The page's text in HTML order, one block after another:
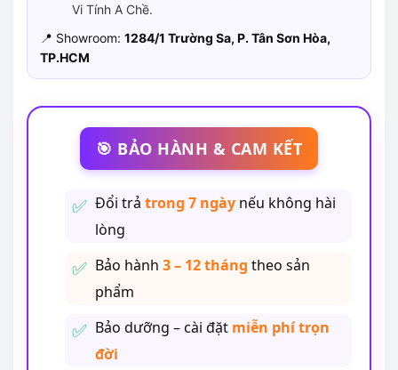
Vi Tính A Chề.
📍 Showroom: 1284/1 Trường Sa, P. Tân Sơn Hòa,
TP.HCM
🎯 BẢO HÀNH & CAM KẾT
Đổi trả trong 7 ngàynếu không hài
lòng
Bảo hành 3 – 12 tháng theo sản
phẩm
Bảo dưỡng – cài đặt miễn phí trọn
đời